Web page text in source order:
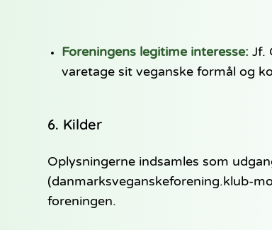
Foreningens legitime interesse: Jf.
varetage sit veganske formål og
6. Kilder
Oplysningerne indsamles som
(danmarksveganskeforening.klub-
foreningen.